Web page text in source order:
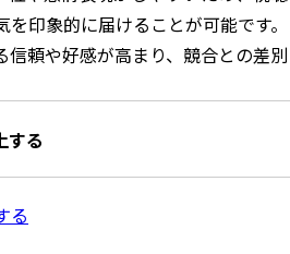
印象的に届けることが可能です。
信頼や好感が高まり、競合との差別
する